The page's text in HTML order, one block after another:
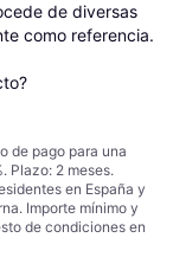
de diversas
como referencia.
de pago para una
Plazo: 2 meses.
en España y
Importe mínimo y
de condiciones en